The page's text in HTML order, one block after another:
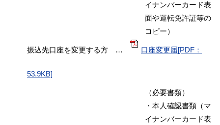
イナンバーカード表
面や運転免許証等の
コピー）
振込先口座を変更する方 … 口座変更届[PDF：
53.9KB]
（必要書類）
・本人確認書類（マ
イナンバーカード表